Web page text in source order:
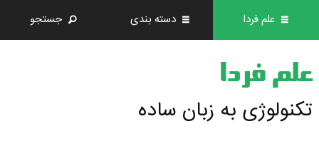
علم فردا دسته بندی جستجو
علم فردا
تکنولوژی به زبان ساده